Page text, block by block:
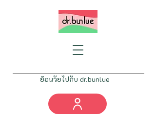
ย้อนวัยไปกับ dr.bunlue